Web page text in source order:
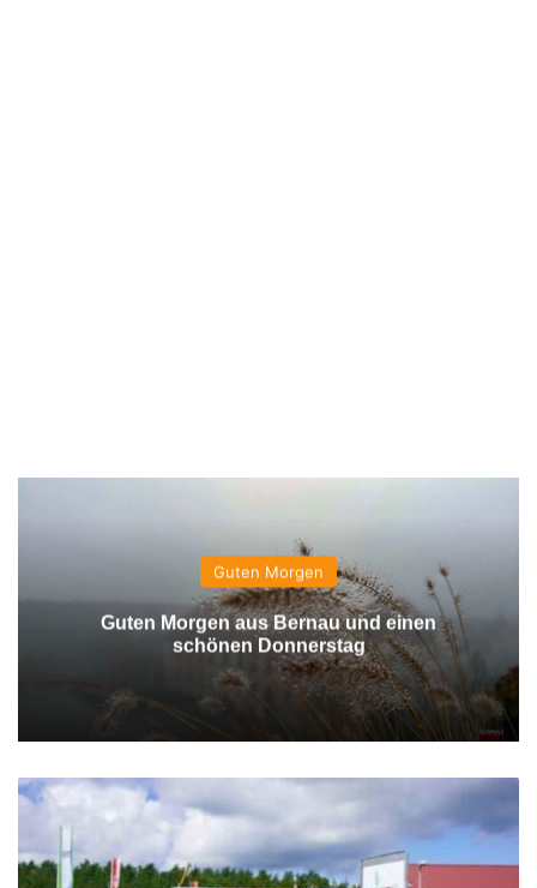
Guten Morgen
Guten Morgen aus Bernau und einen
schönen Donnerstag